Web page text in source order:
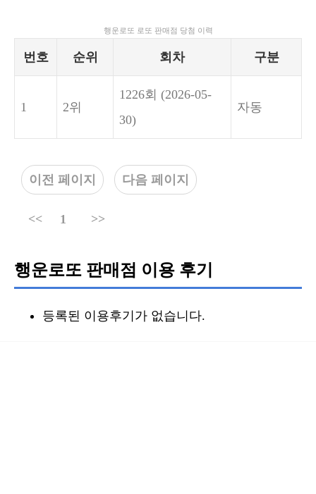
행운로또 로또 판매점 당첨 이력
번호 순위 회차 구분
1 2위
1226회 (2026-05-
30)
자동
이전 페이지 다음 페이지
<< 1 >>
행운로또 판매점 이용 후기
등록된 이용후기가 없습니다.